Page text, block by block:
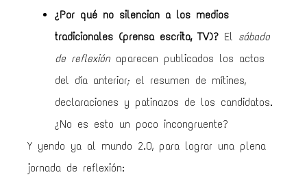
¿Por qué no silencian a los medios
tradicionales (prensa escrita, TV)? El sábado
de reflexión aparecen publicados los actos
del día anterior; el resumen de mítines,
declaraciones y patinazos de los candidatos.
¿No es esto un poco incongruente?
Y yendo ya al mundo 2.0, para lograr una plena
jornada de reflexión: